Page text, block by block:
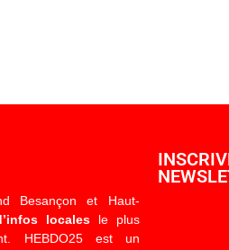
Besançon et Haut-
localesle plus
HEBDO25 est un